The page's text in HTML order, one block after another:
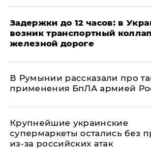
Задержки до 12 часов: в
возник транспортный
железной дороге
В Румынии рассказали про
применения БпЛА армией
Крупнейшие украинские
супермаркеты остались без
из-за российских атак